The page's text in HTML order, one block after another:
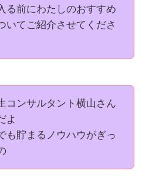
、Xでお金の情報発信
資や節約について情報発信
る前にわたしのおすすめ
いてご紹介させてくださ
コンサルタント横山さん
よ
も貯まるノウハウがぎっ